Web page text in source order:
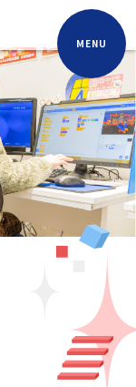
MENU